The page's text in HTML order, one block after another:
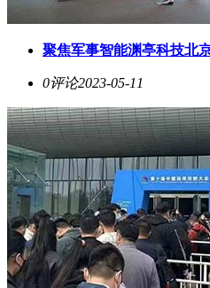
聚焦军事智能渊亭科技北
0评论2023-05-11